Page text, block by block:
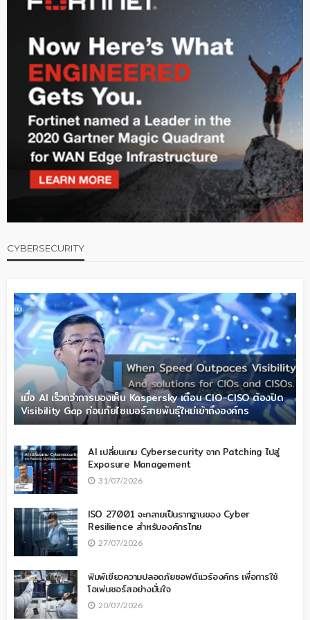
CYBERSECURITY
เมื่อ AI เร็วกว่าการมองเห็น Kaspersky เตือน CIO-CISO ต้องปิด
Visibility Gap ก่อนภัยไซเบอร์สายพันธุ์ใหม่เข้าถึงองค์กร
AI เปลี่ยนเกม Cybersecurity จาก Patching ไปสู่
Exposure Management
31/07/2026
ISO 27001 จะกลายเป็นรากฐานของ Cyber
Resilience สำหรับองค์กรไทย
27/07/2026
พิมพ์เขียวความปลอดภัยซอฟต์แวร์องค์กร เพื่อการใช้
โอเพ่นซอร์สอย่างมั่นใจ
20/07/2026